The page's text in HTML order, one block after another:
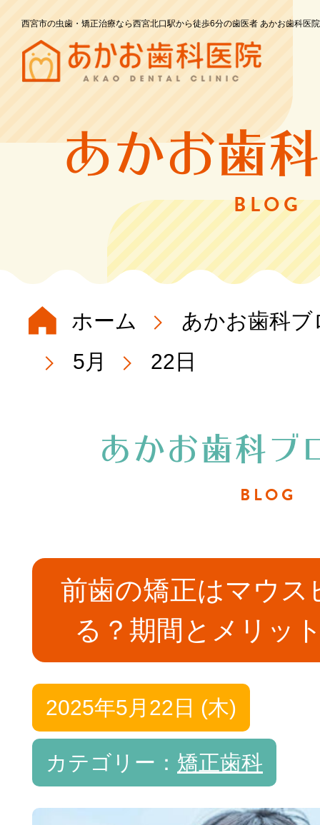
西宮市の虫歯・矯正治療なら西宮北口駅から徒歩6分の歯医者 あかお歯科医院
ホーム
初めての方へ
医院概要・アク
院内紹介
治療費について
あかお歯
BLOG
ホーム
あかお歯科ブ
5月
22日
あかお歯科ブ
BLOG
前歯の矯正はマウス
る？期間とメリッ
2025年5月22日 (木)
カテゴリー： 矯正歯科